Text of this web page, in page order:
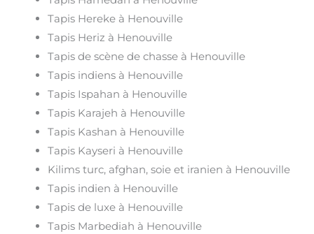
Tapis Hereke à Henouville
Tapis Heriz à Henouville
Tapis de scène de chasse à Henouville
Tapis indiens à Henouville
Tapis Ispahan à Henouville
Tapis Karajeh à Henouville
Tapis Kashan à Henouville
Tapis Kayseri à Henouville
Kilims turc, afghan, soie et iranien à Henouville
Tapis indien à Henouville
Tapis de luxe à Henouville
Tapis Marbediah à Henouville